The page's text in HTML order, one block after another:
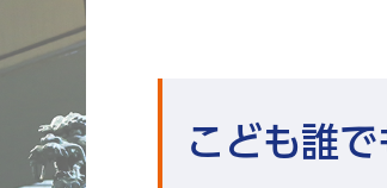
こども誰